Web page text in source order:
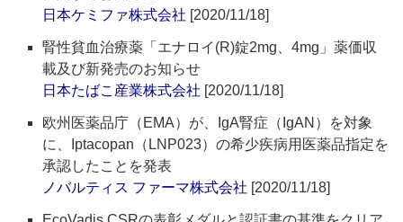
日本ケミファ株式会社 [2020/11/18]
腎性貧血治療薬「エナロイ(R)錠2mg、4mg」薬価収
載及び新発売のお知らせ
日本たばこ産業株式会社 [2020/11/18]
欧州医薬品庁（EMA）が、IgA腎症（IgAN）を対象
に、Iptacopan（LNP023）の希少疾病用医薬品指定を
承認したことを発表
ノバルティス ファーマ株式会社 [2020/11/18]